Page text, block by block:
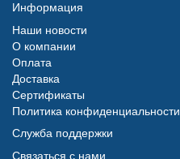
Информация
Наши новости
О компании
Оплата
Доставка
Сертификаты
Политика конфиденциальности
Служба поддержки
Связаться с нами